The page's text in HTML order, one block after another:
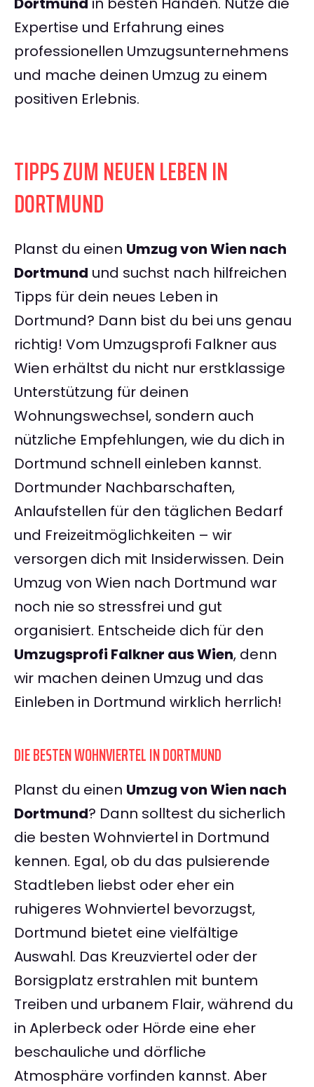
Expertise und Erfahrung eines
professionellen Umzugsunternehmens
und mache deinen Umzug zu einem
positiven Erlebnis.
TIPPS ZUM NEUEN LEBEN IN
DORTMUND
Planst du einen Umzug von Wien nach
Dortmund und suchst nach hilfreichen
Tipps für dein neues Leben in
Dortmund? Dann bist du bei uns genau
richtig! Vom Umzugsprofi Falkner aus
Wien erhältst du nicht nur erstklassige
Unterstützung für deinen
Wohnungswechsel, sondern auch
nützliche Empfehlungen, wie du dich in
Dortmund schnell einleben kannst.
Dortmunder Nachbarschaften,
Anlaufstellen für den täglichen Bedarf
und Freizeitmöglichkeiten – wir
versorgen dich mit Insiderwissen. Dein
Umzug von Wien nach Dortmund war
noch nie so stressfrei und gut
organisiert. Entscheide dich für den
Umzugsprofi Falkner aus Wien, denn
wir machen deinen Umzug und das
Einleben in Dortmund wirklich herrlich!
DIE BESTEN WOHNVIERTEL IN DORTMUND
Planst du einen Umzug von Wien nach
Dortmund? Dann solltest du sicherlich
die besten Wohnviertel in Dortmund
kennen. Egal, ob du das pulsierende
Stadtleben liebst oder eher ein
ruhigeres Wohnviertel bevorzugst,
Dortmund bietet eine vielfältige
Auswahl. Das Kreuzviertel oder der
Borsigplatz erstrahlen mit buntem
Treiben und urbanem Flair, während du
in Aplerbeck oder Hörde eine eher
beschauliche und dörfliche
Atmosphäre vorfinden kannst. Aber